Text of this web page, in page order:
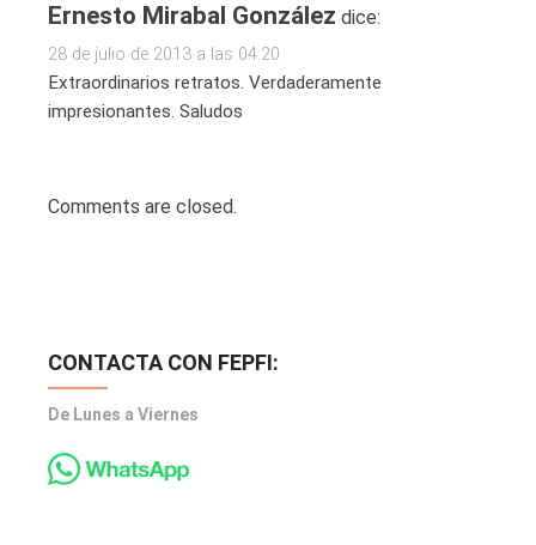
Ernesto Mirabal González dice:
28 de julio de 2013 a las 04:20
Extraordinarios retratos. Verdaderamente
impresionantes. Saludos
Comments are closed.
CONTACTA CON FEPFI:
De Lunes a Viernes